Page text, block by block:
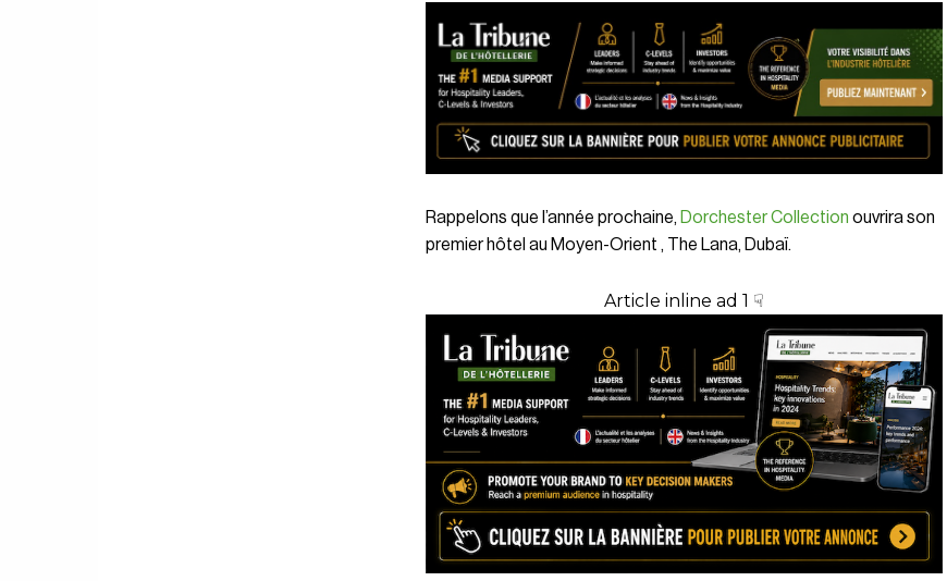
Rappelons que l’année prochaine, Dorchester Collection ouvrira son
premier hôtel au Moyen-Orient , The Lana, Dubaï.
Article inline ad 1 ☟